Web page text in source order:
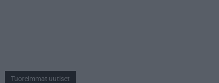
Tuoreimmat uutiset